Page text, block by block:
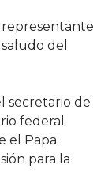
representante
del
secretario de
federal
el Papa
para la